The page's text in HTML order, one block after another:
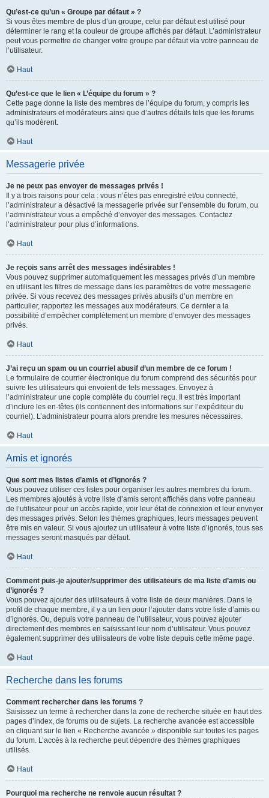
Qu’est-ce qu’un « Groupe par défaut » ?
Si vous êtes membre de plus d’un groupe, celui par défaut est utilisé pour
déterminer le rang et la couleur de groupe affichés par défaut. L’administrateur
peut vous permettre de changer votre groupe par défaut via votre panneau de
l’utilisateur.
Haut
Qu’est-ce que le lien « L’équipe du forum » ?
Cette page donne la liste des membres de l’équipe du forum, y compris les
administrateurs et modérateurs ainsi que d’autres détails tels que les forums
qu’ils modèrent.
Haut
Messagerie privée
Je ne peux pas envoyer de messages privés !
Il y a trois raisons pour cela : vous n’êtes pas enregistré et/ou connecté,
l’administrateur a désactivé la messagerie privée sur l’ensemble du forum, ou
l’administrateur vous a empêché d’envoyer des messages. Contactez
l’administrateur pour plus d’informations.
Haut
Je reçois sans arrêt des messages indésirables !
Vous pouvez supprimer automatiquement les messages privés d’un membre
en utilisant les filtres de message dans les paramètres de votre messagerie
privée. Si vous recevez des messages privés abusifs d’un membre en
particulier, rapportez les messages aux modérateurs. Ce dernier a la
possibilité d’empêcher complètement un membre d’envoyer des messages
privés.
Haut
J’ai reçu un spam ou un courriel abusif d’un membre de ce forum !
Le formulaire de courrier électronique du forum comprend des sécurités pour
suivre les utilisateurs qui envoient de tels messages. Envoyez à
l’administrateur une copie complète du courriel reçu. Il est très important
d’inclure les en-têtes (ils contiennent des informations sur l’expéditeur du
courriel). L’administrateur pourra alors prendre les mesures nécessaires.
Haut
Amis et ignorés
Que sont mes listes d’amis et d’ignorés ?
Vous pouvez utiliser ces listes pour organiser les autres membres du forum.
Les membres ajoutés à votre liste d’amis seront affichés dans votre panneau
de l’utilisateur pour un accès rapide, voir leur état de connexion et leur envoyer
des messages privés. Selon les thèmes graphiques, leurs messages peuvent
être mis en valeur. Si vous ajoutez un utilisateur à votre liste d’ignorés, tous ses
messages seront masqués par défaut.
Haut
Comment puis-je ajouter/supprimer des utilisateurs de ma liste d’amis ou
d’ignorés ?
Vous pouvez ajouter des utilisateurs à votre liste de deux manières. Dans le
profil de chaque membre, il y a un lien pour l’ajouter dans votre liste d’amis ou
d’ignorés. Ou, depuis votre panneau de l’utilisateur, vous pouvez ajouter
directement des membres en saisissant leur nom d’utilisateur. Vous pouvez
également supprimer des utilisateurs de votre liste depuis cette même page.
Haut
Recherche dans les forums
Comment rechercher dans les forums ?
Saisissez un terme à rechercher dans la zone de recherche située en haut des
pages d’index, de forums ou de sujets. La recherche avancée est accessible
en cliquant sur le lien « Recherche avancée » disponible sur toutes les pages
du forum. L’accès à la recherche peut dépendre des thèmes graphiques
utilisés.
Haut
Pourquoi ma recherche ne renvoie aucun résultat ?